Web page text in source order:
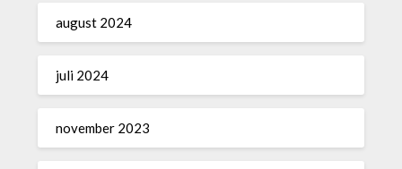
august 2024
juli 2024
november 2023